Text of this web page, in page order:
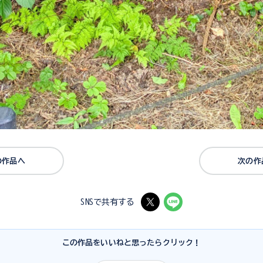
作品へ 次の作
SNSで共有する
この作品をいいねと思ったらクリック！